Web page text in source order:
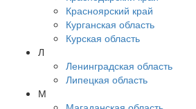
Красноярский край
Курганская область
Курская область
Л
Ленинградская область
Липецкая область
М